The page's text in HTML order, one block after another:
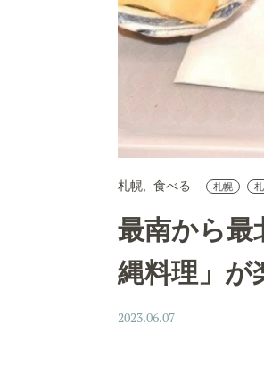
札幌 食べる 札幌
最南から最
縄料理」が
2023.06.07